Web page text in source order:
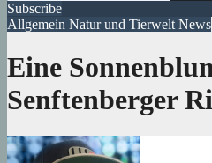
Subscribe
Allgemein Natur und Tierwelt News
Eine
Senftenberger